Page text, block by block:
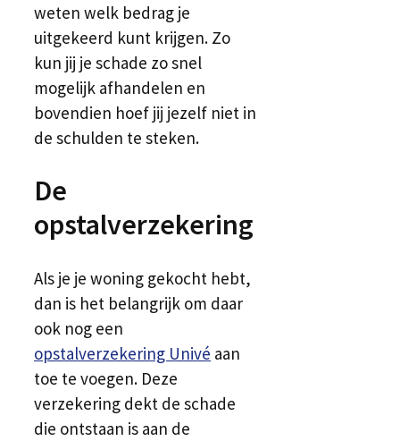
weten welk bedrag je
uitgekeerd kunt krijgen. Zo
kun jij je schade zo snel
mogelijk afhandelen en
bovendien hoef jij jezelf niet in
de schulden te steken.
De
opstalverzekering
Als je je woning gekocht hebt,
dan is het belangrijk om daar
ook nog een
opstalverzekering Univé aan
toe te voegen. Deze
verzekering dekt de schade
die ontstaan is aan de